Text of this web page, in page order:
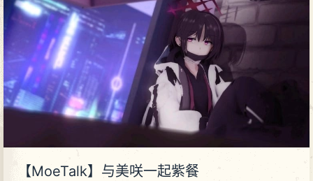
【MoeTalk】与美咲一起紫餐